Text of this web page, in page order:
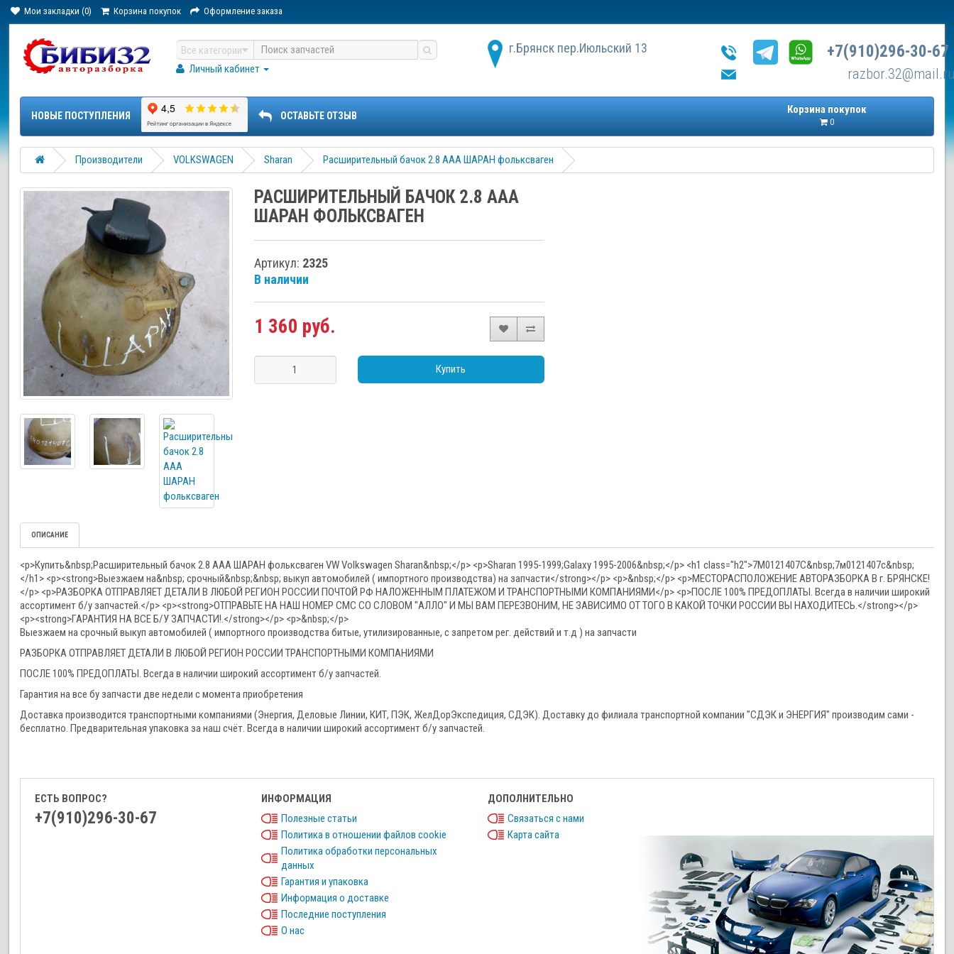
Мои закладки (0) Корзина покупок Оформление заказа
Все категории
Личный кабинет
г.Брянск пер.Июльский 13 +7(910)296-30-67
Корзина покупок
0
НОВЫЕ ПОСТУПЛЕНИЯ ОСТАВЬТЕ ОТЗЫВ
Производители VOLKSWAGEN Sharan Расширительный бачок 2.8 ААА ШАРАН фольксваген
РАСШИРИТЕЛЬНЫЙ БАЧОК 2.8 ААА
ШАРАН ФОЛЬКСВАГЕН
Артикул: 2325
В наличии
1 360 руб.
Купить
ОПИСАНИЕ
<p>Купить&nbsp;Расширительный бачок 2.8 ААА ШАРАН фольксваген VW Volkswagen Sharan&nbsp;</p> <p>Sharan 1995-1999;Galaxy 1995-2006&nbsp;</p> <h1 class="h2">7M0121407C&nbsp;7м0121407с&nbsp;
</h1> <p><strong>Выезжаем на&nbsp; срочный&nbsp;&nbsp; выкуп автомобилей ( импортного производства) на запчасти</strong></p> <p>&nbsp;</p> <p>МЕСТОРАСПОЛОЖЕНИЕ АВТОРАЗБОРКА В г. БРЯНСКЕ!
</p> <p>РАЗБОРКА ОТПРАВЛЯЕТ ДЕТАЛИ В ЛЮБОЙ РЕГИОН РОССИИ ПОЧТОЙ РФ НАЛОЖЕННЫМ ПЛАТЕЖОМ И ТРАНСПОРТНЫМИ КОМПАНИЯМИ</p> <p>ПОСЛЕ 100% ПРЕДОПЛАТЫ. Всегда в наличии широкий
ассортимент б/у запчастей.</p> <p><strong>ОТПРАВЬТЕ НА НАШ НОМЕР СМС СО СЛОВОМ "АЛЛО" И МЫ ВАМ ПЕРЕЗВОНИМ, НЕ ЗАВИСИМО ОТ ТОГО В КАКОЙ ТОЧКИ РОССИИ ВЫ НАХОДИТЕСЬ.</strong></p>
<p><strong>ГАРАНТИЯ НА ВСЕ Б/У ЗАПЧАСТИ!.</strong></p> <p>&nbsp;</p>
Выезжаем на срочный выкуп автомобилей ( импортного производства битые, утилизированные, с запретом рег. действий и т.д ) на запчасти
РАЗБОРКА ОТПРАВЛЯЕТ ДЕТАЛИ В ЛЮБОЙ РЕГИОН РОССИИ ТРАНСПОРТНЫМИ КОМПАНИЯМИ
ПОСЛЕ 100% ПРЕДОПЛАТЫ. Всегда в наличии широкий ассортимент б/у запчастей.
Гарантия на все бу запчасти две недели с момента приобретения
Доставка производится транспортными компаниями (Энергия, Деловые Линии, КИТ, ПЭК, ЖелДорЭкспедиция, СДЭК). Доставку до филиала транспортной компании "СДЭК и ЭНЕРГИЯ" производим сами -
бесплатно. Предварительная упаковка за наш счёт. Всегда в наличии широкий ассортимент б/у запчастей.
ЕСТЬ ВОПРОС?
+7(910)296-30-67
ИНФОРМАЦИЯ
Полезные статьи
Политика в отношении файлов cookie
Политика обработки персональных
данных
Гарантия и упаковка
Информация о доставке
Последние поступления
О нас
ДОПОЛНИТЕЛЬНО
Связаться с нами
Карта сайта